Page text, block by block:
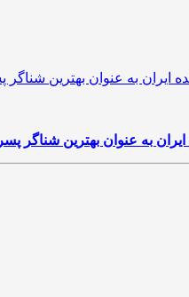
به عنوان بهترین شناگر پسر